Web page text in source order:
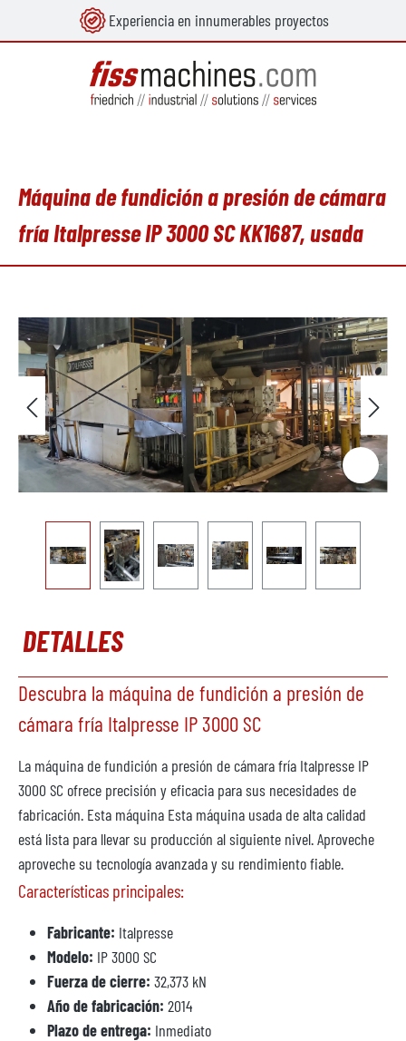
principal Experiencia en innumerables proyectos
Máquina de fundición a presión de cámara
fría Italpresse IP 3000 SC KK1687, usada
Omitir galería de imágenes
DETALLES
Descubra la máquina de fundición a presión de
cámara fría Italpresse IP 3000 SC
La máquina de fundición a presión de cámara fría Italpresse IP
3000 SC ofrece precisión y eficacia para sus necesidades de
fabricación. Esta máquina Esta máquina usada de alta calidad
está lista para llevar su producción al siguiente nivel. Aproveche
aproveche su tecnología avanzada y su rendimiento fiable.
Características principales:
Fabricante: Italpresse
Modelo: IP 3000 SC
Fuerza de cierre: 32,373 kN
Año de fabricación: 2014
Plazo de entrega: Inmediato